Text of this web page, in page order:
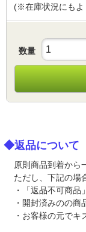
(※在庫状況にもよ
数量
◆返品について
原則商品到着から
ただし、下記の場
・「返品不可商品
・開封済みのの商
・お客様の元でキ